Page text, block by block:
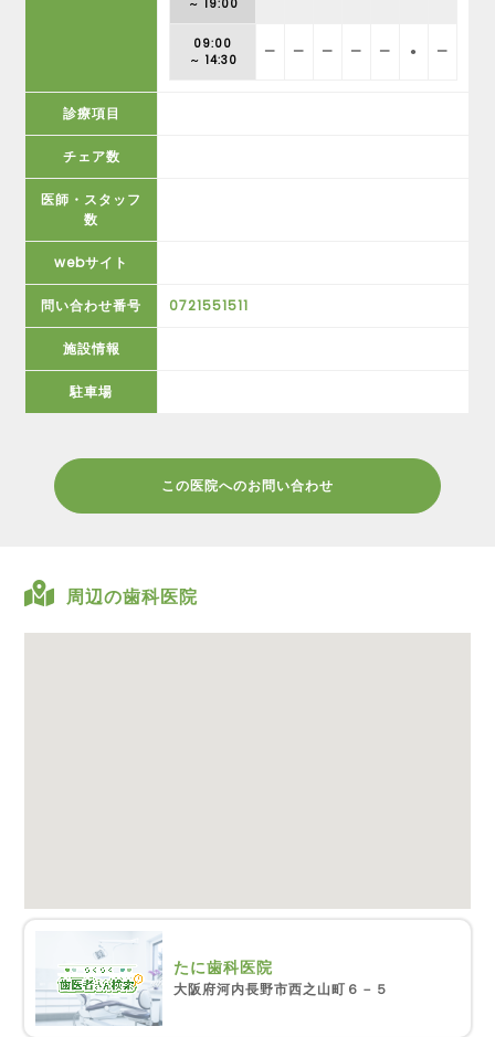
～ 19:00
09:00
～ 14:30
ー ー ー ー ー ● ー
診療項目
チェア数
医師・スタッフ
数
webサイト
問い合わせ番号 0721551511
施設情報
駐車場
この医院へのお問い合わせ
周辺の歯科医院
たに歯科医院
大阪府河内長野市西之山町６－５